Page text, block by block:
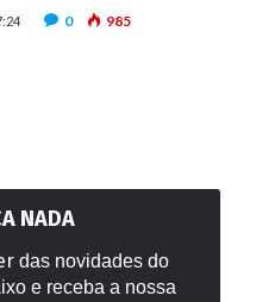
0 985
NADA
das novidades do
e receba a nossa